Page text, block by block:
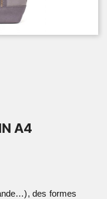
A4
des formes